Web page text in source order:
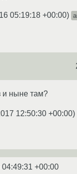
05:19:18 +00:00)
и ныне там?
12:50:30 +00:00)
+00:00